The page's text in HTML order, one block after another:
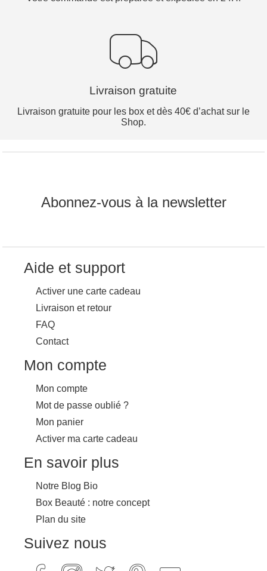
Livraison gratuite
Livraison gratuite pour les box et dès 40€ d’achat sur le
Shop.
Abonnez-vous à la newsletter
Aide et support
Activer une carte cadeau
Livraison et retour
FAQ
Contact
Mon compte
Mon compte
Mot de passe oublié ?
Mon panier
Activer ma carte cadeau
En savoir plus
Notre Blog Bio
Box Beauté : notre concept
Plan du site
Suivez nous